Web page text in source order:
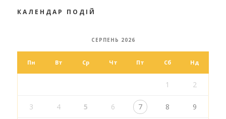
КАЛЕНДАР ПОДІЙ
СЕРПЕНЬ 2026
Пн Вт Ср Чт Пт Сб Нд
1 2
3 4 5 6 7 8 9